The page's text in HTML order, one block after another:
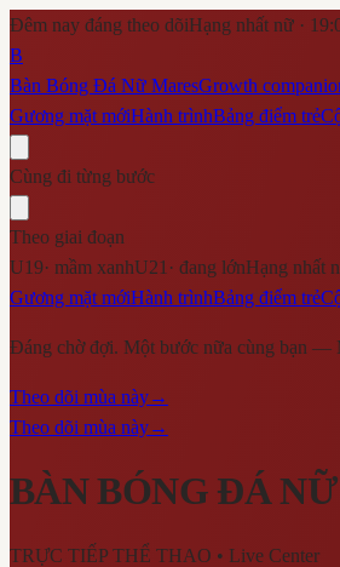
Đêm nay đáng theo dõiHạng nhất nữ ·
B
Bàn Bóng Đá Nữ MaresGrowth
Gương mặt mớiHành trìnhBảng điểm trẻ
Cùng đi từng bước
Theo giai đoạn
U19· mầm xanhU21 · đang lớnHạng nhất
Gương mặt mớiHành trìnhBảng điểm trẻ
Đáng chờ đợi. Một bước nữa cùng bạn —
Theo dõi mùa này→
Theo dõi mùa này→
BÀN BÓNG ĐÁ
TRỰC TIẾP THỂ THAO • Live Center